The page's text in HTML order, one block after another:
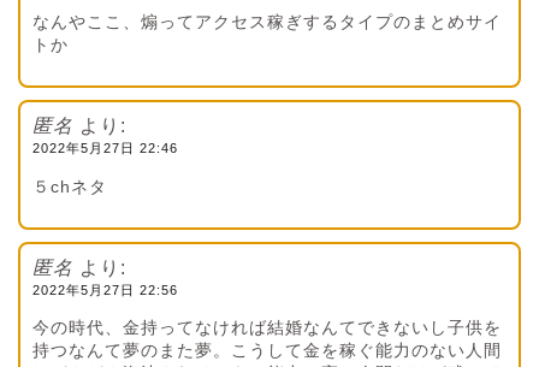
なんやここ、煽ってアクセス稼ぎするタイプのまとめサイ
トか
匿名 より:
2022年5月27日 22:46
５chネタ
匿名 より:
2022年5月27日 22:56
今の時代、金持ってなければ結婚なんてできないし子供を
持つなんて夢のまた夢。こうして金を稼ぐ能力のない人間